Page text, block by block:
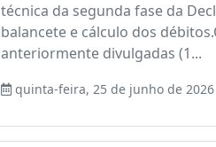
técnica da segunda fase da
balancete e cálculo dos
anteriormente divulgadas (1...
quinta-feira, 25 de junho de 2026